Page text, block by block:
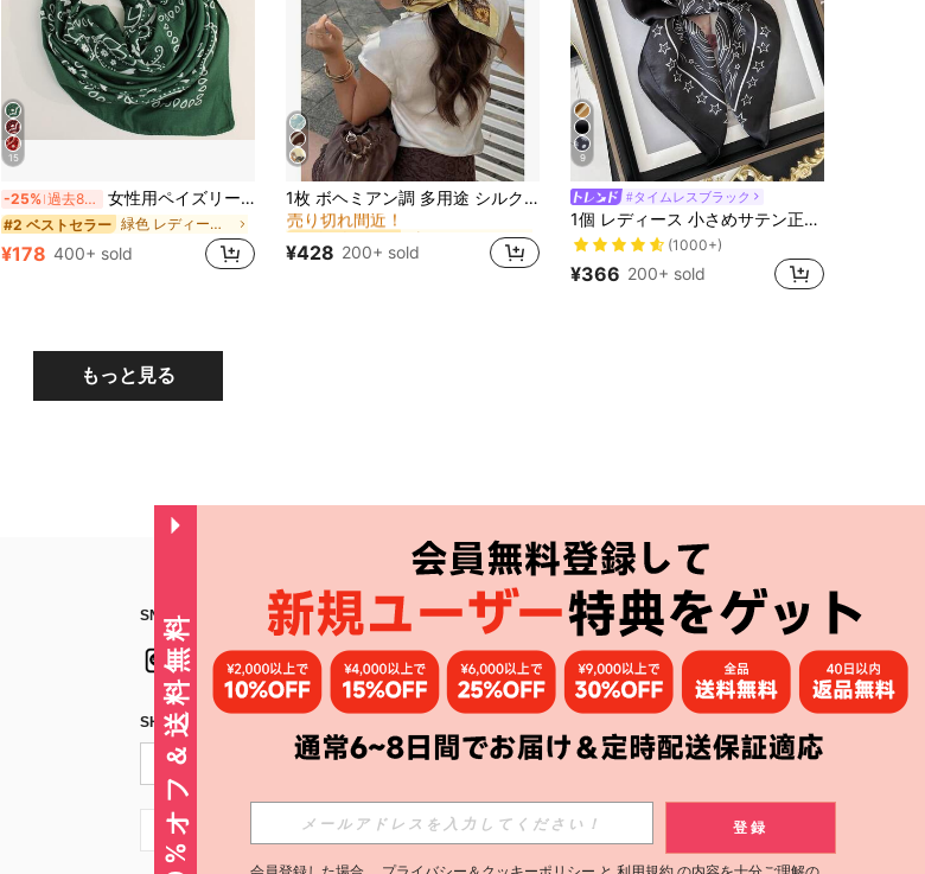
15
-25% 過去8時間 女性用ペイズリーパターン ファッションバンダナ、仕事や普段使い、ヘアバンド、ヘッドバンドに最適、いつもの服装のアクセントに最適
#2 ベストセラー 緑色 レディースバンダナ＆スクエアスカーフ
¥178 400+ sold
1枚 ボヘミアン調 多用途 シルク製レディースストール、パンジーの花柄プリント、軽量で通気性があり、春夏のカジュアルウェアやアウトドアに適しています。バケーション、旅行、ホリデー、ビーチタオルとしても使えるヘアアクセサリーとしても活用できます。
#5 ベストセラー ビンテージ レディースバンダナ＆スクエアスカーフ
売り切れ間近！
#5 ベストセラー
売り切れ間近！
#5 ベストセラー
売り切れ間近！
#5 ベストセラー ビンテージ レディースバンダナ＆スクエアスカーフ
¥428 200+ sold
9
#タイムレスブラック
1個 レディース 小さめサテン正方形スカーフ プリント入り、ハンカチヘッドスカーフ、ネックスカーフ、ヘアバンド、薄いネクタイ、ショール
(1000+)
¥366 200+ sold
もっと見る
SNSフォローはこちら： アプリ
SHEIN STYLE NEWSを購読する
購読
JP + 81 登録する
30%オフ＆送料無料 登録